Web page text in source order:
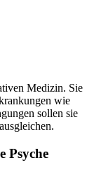
Medizin. Sie
wie
sollen sie
Psyche